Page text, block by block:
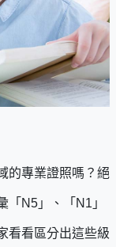
的專業證照嗎？絕
「N5」、「N1」
看看區分出這些級